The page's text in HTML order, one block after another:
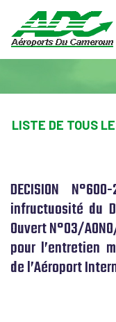
LISTE DE TOUS
DECISION
infructuosité du
Ouvert N°03/
pour l’entretien
de l’Aéroport